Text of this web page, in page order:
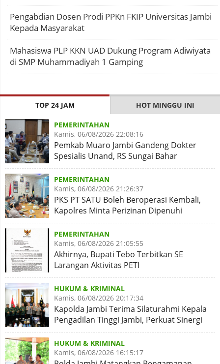
Pengabdian Dosen Prodi PPKn FKIP Universitas Jambi
Kepada Masyarakat
Mahasiswa PLP KKN UAD Dukung Program Adiwiyata
di SMP Muhammadiyah 1 Gamping
TOP 24 JAM HOT MINGGU INI
PEMERINTAHAN
Kamis, 06/08/2026 22:08:16
Pemkab Muaro Jambi Gandeng Dokter
Spesialis Unand, RS Sungai Bahar
Disiapkan Naik Kelas
PEMERINTAHAN
Kamis, 06/08/2026 21:26:37
PKS PT SATU Boleh Beroperasi Kembali,
Kapolres Minta Perizinan Dipenuhi
PEMERINTAHAN
Kamis, 06/08/2026 21:05:55
Akhirnya, Bupati Tebo Terbitkan SE
Larangan Aktivitas PETI
HUKUM & KRIMINAL
Kamis, 06/08/2026 20:17:34
Kapolda Jambi Terima Silaturahmi Kepala
Pengadilan Tinggi Jambi, Perkuat Sinergi
Antar Lembaga
HUKUM & KRIMINAL
Kamis, 06/08/2026 16:15:17